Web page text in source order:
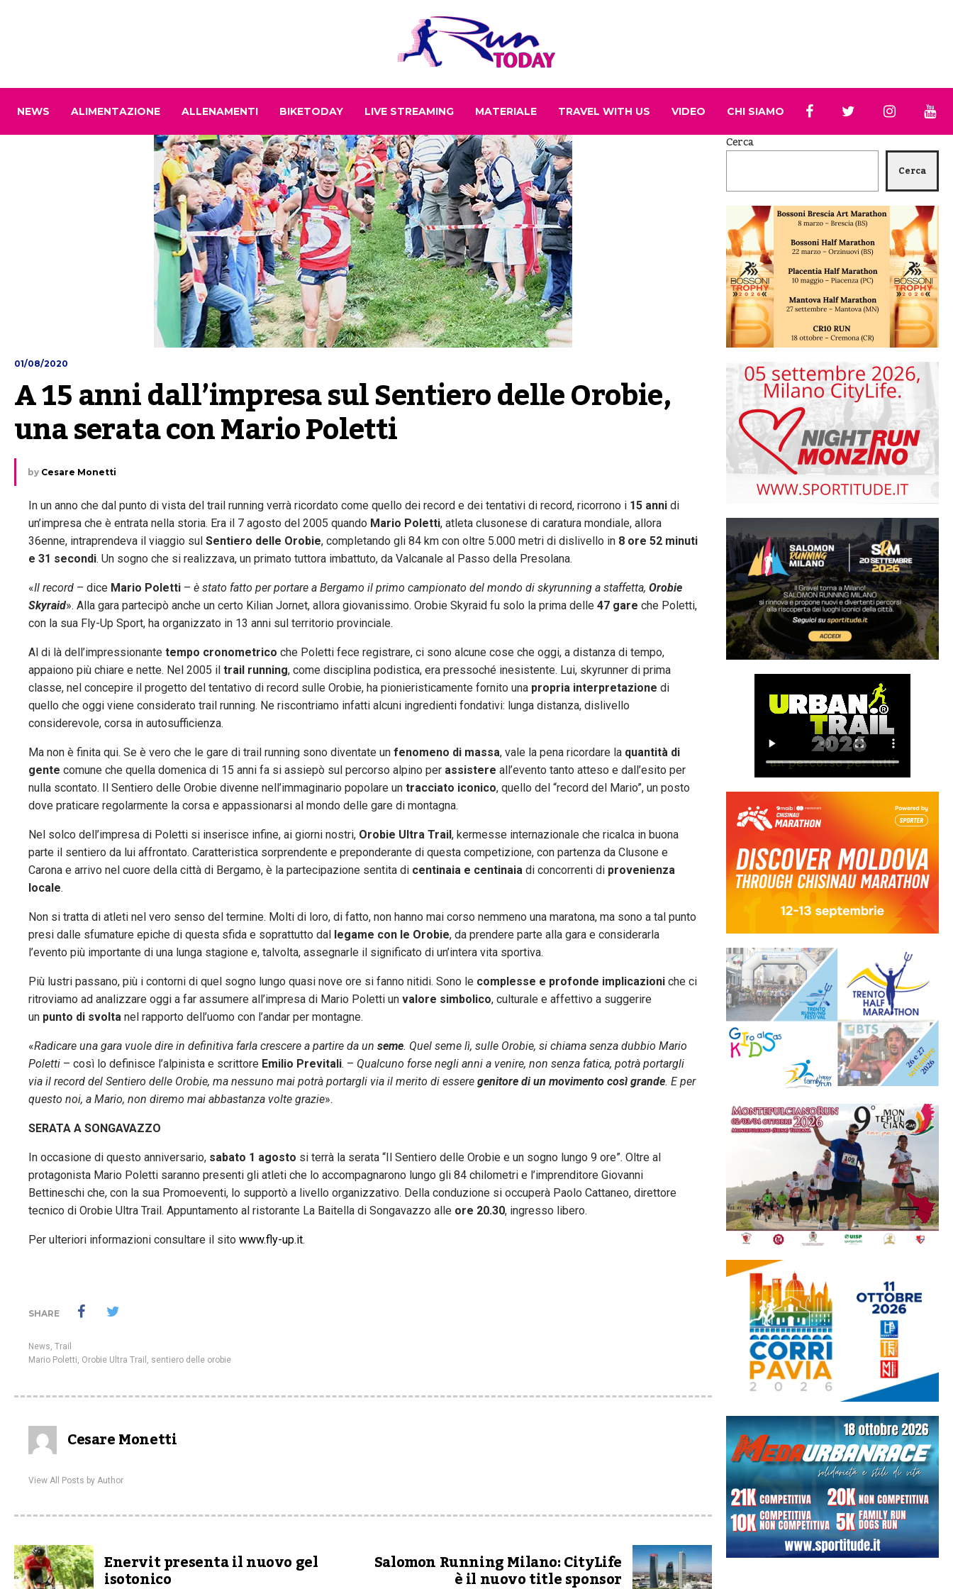
NEWS ALIMENTAZIONE ALLENAMENTI BIKETODAY LIVE STREAMING MATERIALE TRAVEL WITH US VIDEO CHI SIAMO
01/08/2020
A 15 anni dall’impresa sul Sentiero delle Orobie,
una serata con Mario Poletti
by Cesare Monetti
In un anno che dal punto di vista del trail running verrà ricordato come quello dei record e dei tentativi di record, ricorrono i 15 anni di
un’impresa che è entrata nella storia. Era il 7 agosto del 2005 quando Mario Poletti, atleta clusonese di caratura mondiale, allora
36enne, intraprendeva il viaggio sul Sentiero delle Orobie, completando gli 84 km con oltre 5.000 metri di dislivello in 8 ore 52 minuti
e 31 secondi. Un sogno che si realizzava, un primato tuttora imbattuto, da Valcanale al Passo della Presolana.
«Il record – dice Mario Poletti – è stato fatto per portare a Bergamo il primo campionato del mondo di skyrunning a staffetta, Orobie
Skyraid». Alla gara partecipò anche un certo Kilian Jornet, allora giovanissimo. Orobie Skyraid fu solo la prima delle 47 gare che Poletti,
con la sua Fly-Up Sport, ha organizzato in 13 anni sul territorio provinciale.
Al di là dell’impressionante tempo cronometrico che Poletti fece registrare, ci sono alcune cose che oggi, a distanza di tempo,
appaiono più chiare e nette. Nel 2005 il trail running, come disciplina podistica, era pressoché inesistente. Lui, skyrunner di prima
classe, nel concepire il progetto del tentativo di record sulle Orobie, ha pionieristicamente fornito una propria interpretazione di
quello che oggi viene considerato trail running. Ne riscontriamo infatti alcuni ingredienti fondativi: lunga distanza, dislivello
considerevole, corsa in autosufficienza.
Ma non è finita qui. Se è vero che le gare di trail running sono diventate un fenomeno di massa, vale la pena ricordare la quantità di
gente comune che quella domenica di 15 anni fa si assiepò sul percorso alpino per assistere all’evento tanto atteso e dall’esito per
nulla scontato. Il Sentiero delle Orobie divenne nell’immaginario popolare un tracciato iconico, quello del “record del Mario”, un posto
dove praticare regolarmente la corsa e appassionarsi al mondo delle gare di montagna.
Nel solco dell’impresa di Poletti si inserisce infine, ai giorni nostri, Orobie Ultra Trail, kermesse internazionale che ricalca in buona
parte il sentiero da lui affrontato. Caratteristica sorprendente e preponderante di questa competizione, con partenza da Clusone e
Carona e arrivo nel cuore della città di Bergamo, è la partecipazione sentita di centinaia e centinaia di concorrenti di provenienza
locale.
Non si tratta di atleti nel vero senso del termine. Molti di loro, di fatto, non hanno mai corso nemmeno una maratona, ma sono a tal punto
presi dalle sfumature epiche di questa sfida e soprattutto dal legame con le Orobie, da prendere parte alla gara e considerarla
l’evento più importante di una lunga stagione e, talvolta, assegnarle il significato di un’intera vita sportiva.
Più lustri passano, più i contorni di quel sogno lungo quasi nove ore si fanno nitidi. Sono le complesse e profonde implicazioni che ci
ritroviamo ad analizzare oggi a far assumere all’impresa di Mario Poletti un valore simbolico, culturale e affettivo a suggerire
un punto di svolta nel rapporto dell’uomo con l’andar per montagne.
«Radicare una gara vuole dire in definitiva farla crescere a partire da un seme. Quel seme lì, sulle Orobie, si chiama senza dubbio Mario
Poletti – così lo definisce l’alpinista e scrittore Emilio Previtali. – Qualcuno forse negli anni a venire, non senza fatica, potrà portargli
via il record del Sentiero delle Orobie, ma nessuno mai potrà portargli via il merito di essere genitore di un movimento così grande. E per
questo noi, a Mario, non diremo mai abbastanza volte grazie».
SERATA A SONGAVAZZO
In occasione di questo anniversario, sabato 1 agosto si terrà la serata “Il Sentiero delle Orobie e un sogno lungo 9 ore”. Oltre al
protagonista Mario Poletti saranno presenti gli atleti che lo accompagnarono lungo gli 84 chilometri e l’imprenditore Giovanni
Bettineschi che, con la sua Promoeventi, lo supportò a livello organizzativo. Della conduzione si occuperà Paolo Cattaneo, direttore
tecnico di Orobie Ultra Trail. Appuntamento al ristorante La Baitella di Songavazzo alle ore 20.30, ingresso libero.
Per ulteriori informazioni consultare il sito www.fly-up.it.
SHARE
News, Trail
Mario Poletti, Orobie Ultra Trail , sentiero delle orobie
Cesare Monetti
View All Posts by Author
Enervit presenta il nuovo gel
isotonico
Salomon Running Milano: CityLife
è il nuovo title sponsor
Cerca
Cerca